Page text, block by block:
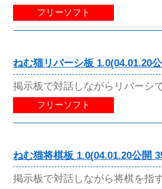
フリーソフト
ねむ猫リバーシ板 1.0(04.01.20
掲示板で対話しながらリバーシ
フリーソフト
ねむ猫将棋板 1.0(04.01.20公開
掲示板で対話しながら将棋を指